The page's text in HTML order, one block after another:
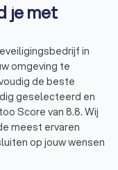
je met
in
omgeving te
de beste
geselecteerd en
Score van 8.8. Wij
meest ervaren
op jouw wensen